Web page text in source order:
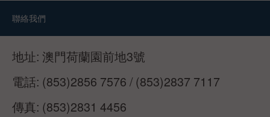
聯絡我們
地址: 澳門荷蘭園前地3號
電話: (853)2856 7576 / (853)2837 7117
傳真: (853)2831 4456